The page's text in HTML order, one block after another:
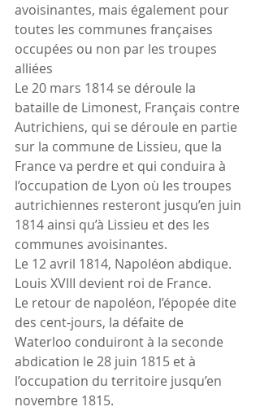
avoisinantes, mais également pour
toutes les communes françaises
occupées ou non par les troupes
alliées
Le 20 mars 1814 se déroule la
bataille de Limonest, Français contre
Autrichiens, qui se déroule en partie
sur la commune de Lissieu, que la
France va perdre et qui conduira à
l’occupation de Lyon où les troupes
autrichiennes resteront jusqu’en juin
1814 ainsi qu’à Lissieu et des les
communes avoisinantes.
Le 12 avril 1814, Napoléon abdique.
Louis XVIII devient roi de France.
Le retour de napoléon, l’épopée dite
des cent-jours, la défaite de
Waterloo conduiront à la seconde
abdication le 28 juin 1815 et à
l’occupation du territoire jusqu’en
novembre 1815.